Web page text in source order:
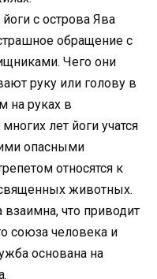
с острова Ява
обращение с
Чего они
руку или голову в
на руках в
лет йоги учатся
опасными
относятся к
животных.
взаимна, что приводит
союза человека и
основана на